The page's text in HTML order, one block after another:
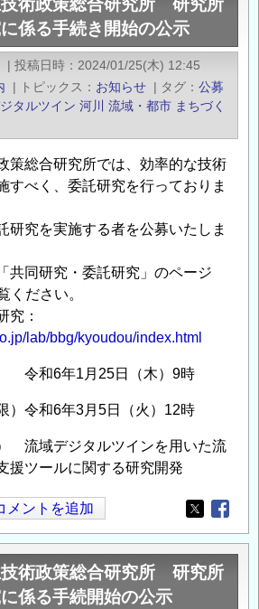
技術政策総合研究所 研究所
係る手続き開始の公示
| 投稿日時
2024/01/25(木) 12:45
| トピックス お知らせ | タグ
公募
タルツイン 河川 流域・都市 まちづく
策総合研究所では、効率的な技術
すべく、委託研究を行っておりま
研究を実施する者を公募いたしま
共同研究・委託研究」のページ
ください。
究：
lab/bbg/kyoudou/index.html
和6年1月25日（木）9時
）令和6年3月5日（火）12時
流域デジタルツインを用いた流
援ツールに関する研究開発
メントを追加
Opens in
技術政策総合研究所 研究所
係る手続開始の公示